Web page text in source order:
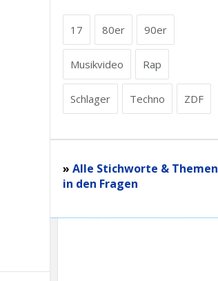
17 80er 90er
Musikvideo Rap
Schlager Techno ZDF
» Alle Stichworte & Themen
in den Fragen